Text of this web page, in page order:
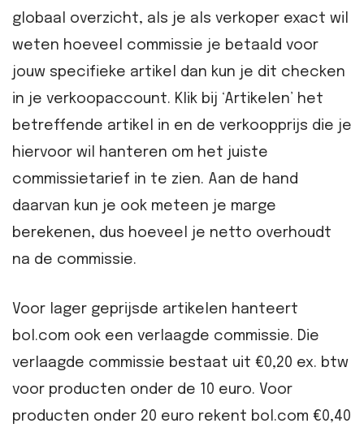
globaal overzicht, als je als verkoper exact wil
weten hoeveel commissie je betaald voor
jouw specifieke artikel dan kun je dit checken
in je verkoopaccount. Klik bij ‘Artikelen’ het
betreffende artikel in en de verkoopprijs die je
hiervoor wil hanteren om het juiste
commissietarief in te zien. Aan de hand
daarvan kun je ook meteen je marge
berekenen, dus hoeveel je netto overhoudt
na de commissie.
Voor lager geprijsde artikelen hanteert
bol.com ook een verlaagde commissie. Die
verlaagde commissie bestaat uit €0,20 ex. btw
voor producten onder de 10 euro. Voor
producten onder 20 euro rekent bol.com €0,40